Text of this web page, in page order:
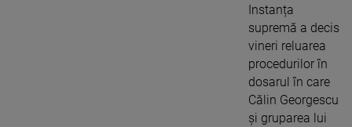
Instanța
supremă a decis
vineri reluarea
procedurilor în
dosarul în care
Călin Georgescu
și gruparea lui